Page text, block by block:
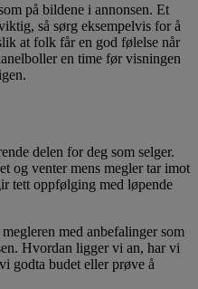
på bildene i annonsen. Et
så sørg eksempelvis for å
at folk får en god følelse når
en time før visningen
delen for deg som selger.
og venter mens megler tar imot
tett oppfølging med løpende
med anbefalinger som
Hvordan ligger vi an, har vi
godta budet eller prøve å